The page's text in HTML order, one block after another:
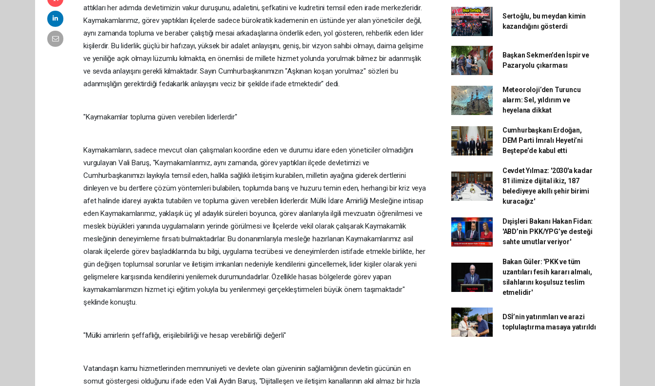
attıkları her adımda devletimizin vakur duruşunu, adaletini, şefkatini ve kudretini temsil eden irade merkezleridir.
Kaymakamlarımız, görev yaptıkları ilçelerde sadece bürokratik kademenin en üstünde yer alan yöneticiler değil,
aynı zamanda topluma ve beraber çalıştığı mesai arkadaşlarına önderlik eden, yol gösteren, rehberlik eden lider
kişilerdir. Bu liderlik; güçlü bir hafızayı, yüksek bir adalet anlayışını, geniş, bir vizyon sahibi olmayı, daima gelişime
ve yeniliğe açık olmayı lüzumlu kılmakta, en önemlisi de millete hizmet yolunda yorulmak bilmez bir adanmışlık
ve sevda anlayışını gerekli kılmaktadır. Sayın Cumhurbaşkanımızın "Aşkınan koşan yorulmaz" sözleri bu
adanmışlığın gerektirdiği fedakarlık anlayışını veciz bir şekilde ifade etmektedir" dedi.
"Kaymakamlar topluma güven verebilen liderlerdir"
Kaymakamların, sadece mevcut olan çalışmaları koordine eden ve durumu idare eden yöneticiler olmadığını
vurgulayan Vali Baruş, "Kaymakamlarımız, aynı zamanda, görev yaptıkları ilçede devletimizi ve
Cumhurbaşkanımızı layıkıyla temsil eden, halkla sağlıklı iletişim kurabilen, milletin ayağına giderek dertlerini
dinleyen ve bu dertlere çözüm yöntemleri bulabilen, toplumda barış ve huzuru temin eden, herhangi bir kriz veya
afet halinde idareyi ayakta tutabilen ve topluma güven verebilen liderlerdir. Mülki İdare Amirliği Mesleğine intisap
eden Kaymakamlarımız, yaklaşık üç yıl adaylık süreleri boyunca, görev alanlarıyla ilgili mevzuatın öğrenilmesi ve
meslek büyükleri yanında uygulamaların yerinde görülmesi ve İlçelerde vekil olarak çalışarak Kaymakamlık
mesleğinin deneyimleme fırsatı bulmaktadırlar. Bu donanımlarıyla mesleğe hazırlanan Kaymakamlarımız asil
olarak ilçelerde görev başladıklarında bu bilgi, uygulama tecrübesi ve deneyimlerden istifade etmekle birlikte, her
gün değişen toplumsal sorunlar ve iletişim imkanları nedeniyle kendilerini güncellemek, lider kişiler olarak yeni
gelişmelere karşısında kendilerini yenilemek durumundadırlar. Özellikle hasas bölgelerde görev yapan
kaymakamlarımızın hizmet içi eğitim yoluyla bu yenilenmeyi gerçekleştirmeleri büyük önem taşımaktadır"
şeklinde konuştu.
"Mülki amirlerin şeffaflığı, erişilebilirliği ve hesap verebilirliği değerli"
Vatandaşın kamu hizmetlerinden memnuniyeti ve devlete olan güveninin sağlamlığının devletin gücünün en
somut göstergesi olduğunu ifade eden Vali Aydın Baruş, "Dijitalleşen ve iletişim kanallarının akıl almaz bir hızla
Sertoğlu, bu meydan kimin
kazandığını gösterdi
Başkan Sekmen’den İspir ve
Pazaryolu çıkarması
Meteoroloji’den Turuncu
alarm: Sel, yıldırım ve
heyelana dikkat
Cumhurbaşkanı Erdoğan,
DEM Parti İmralı Heyeti’ni
Beştepe’de kabul etti
Cevdet Yılmaz: '2030'a kadar
81 ilimize dijital ikiz, 187
belediyeye akıllı şehir birimi
kuracağız'
Dışişleri Bakanı Hakan Fidan:
'ABD’nin PKK/YPG’ye desteği
sahte umutlar veriyor'
Bakan Güler: 'PKK ve tüm
uzantıları fesih kararı almalı,
silahlarını koşulsuz teslim
etmelidir'
DSİ’nin yatırımları ve arazi
toplulaştırma masaya yatırıldı